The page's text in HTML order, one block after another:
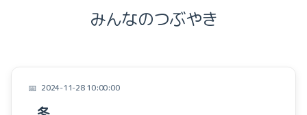
スタッフのヒトリゴト
みんなのつぶやき
2024-11-28 10:00:00